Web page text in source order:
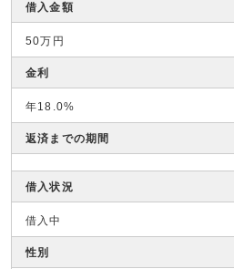
借入金額
50万円
金利
年18.0%
返済までの期間
借入状況
借入中
性別